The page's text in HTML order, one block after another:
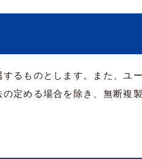
るものとします。また、ユ
定める場合を除き、無断複